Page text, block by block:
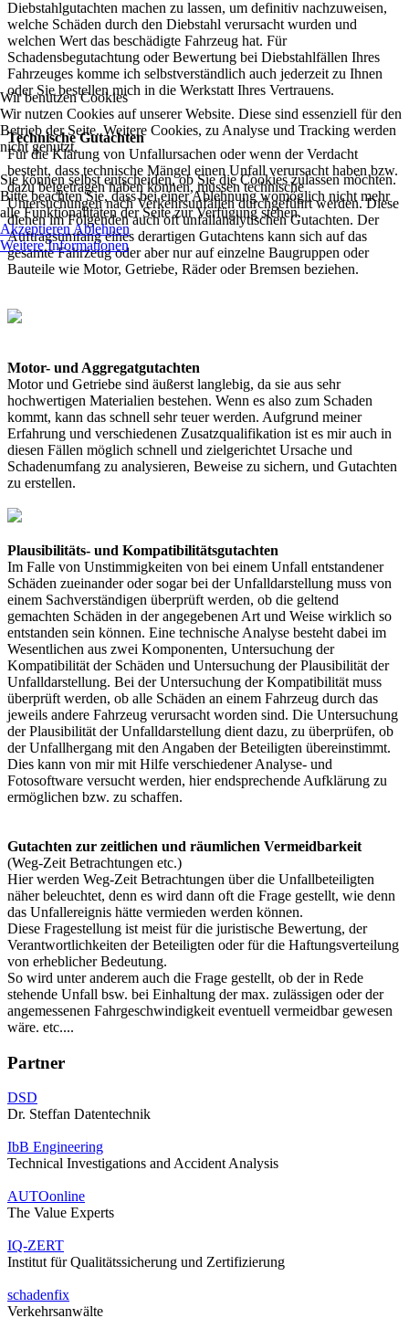
Diebstahlgutachten machen zu lassen, um definitiv nachzuweisen,
welche Schäden durch den Diebstahl verursacht wurden und
welchen Wert das beschädigte Fahrzeug hat. Für
Schadensbegutachtung oder Bewertung bei Diebstahlfällen Ihres
Fahrzeuges komme ich selbstverständlich auch jederzeit zu Ihnen
oder Sie bestellen mich in die Werkstatt Ihres Vertrauens.
Technische Gutachten
Für die Klärung von Unfallursachen oder wenn der Verdacht
besteht, dass technische Mängel einen Unfall verursacht haben bzw.
dazu beigetragen haben können, müssen technische
Untersuchungen nach Verkehrsunfällen durchgeführt werden. Diese
dienen im Folgenden auch oft unfallanalytischen Gutachten. Der
Auftragsumfang eines derartigen Gutachtens kann sich auf das
gesamte Fahrzeug oder aber nur auf einzelne Baugruppen oder
Bauteile wie Motor, Getriebe, Räder oder Bremsen beziehen.
Motor- und Aggregatgutachten
Motor und Getriebe sind äußerst langlebig, da sie aus sehr
hochwertigen Materialien bestehen. Wenn es also zum Schaden
kommt, kann das schnell sehr teuer werden. Aufgrund meiner
Erfahrung und verschiedenen Zusatzqualifikation ist es mir auch in
diesen Fällen möglich schnell und zielgerichtet Ursache und
Schadenumfang zu analysieren, Beweise zu sichern, und Gutachten
zu erstellen.
Plausibilitäts- und Kompatibilitätsgutachten
Im Falle von Unstimmigkeiten von bei einem Unfall entstandener
Schäden zueinander oder sogar bei der Unfalldarstellung muss von
einem Sachverständigen überprüft werden, ob die geltend
gemachten Schäden in der angegebenen Art und Weise wirklich so
entstanden sein können. Eine technische Analyse besteht dabei im
Wesentlichen aus zwei Komponenten, Untersuchung der
Kompatibilität der Schäden und Untersuchung der Plausibilität der
Unfalldarstellung. Bei der Untersuchung der Kompatibilität muss
überprüft werden, ob alle Schäden an einem Fahrzeug durch das
jeweils andere Fahrzeug verursacht worden sind. Die Untersuchung
der Plausibilität der Unfalldarstellung dient dazu, zu überprüfen, ob
der Unfallhergang mit den Angaben der Beteiligten übereinstimmt.
Dies kann von mir mit Hilfe verschiedener Analyse- und
Fotosoftware versucht werden, hier endsprechende Aufklärung zu
ermöglichen bzw. zu schaffen.
Gutachten zur zeitlichen und räumlichen Vermeidbarkeit
(Weg-Zeit Betrachtungen etc.)
Hier werden Weg-Zeit Betrachtungen über die Unfallbeteiligten
näher beleuchtet, denn es wird dann oft die Frage gestellt, wie denn
das Unfallereignis hätte vermieden werden können.
Diese Fragestellung ist meist für die juristische Bewertung, der
Verantwortlichkeiten der Beteiligten oder für die Haftungsverteilung
von erheblicher Bedeutung.
So wird unter anderem auch die Frage gestellt, ob der in Rede
stehende Unfall bsw. bei Einhaltung der max. zulässigen oder der
angemessenen Fahrgeschwindigkeit eventuell vermeidbar gewesen
wäre. etc....
Partner
DSD
Dr. Steffan Datentechnik
IbB Engineering
Technical Investigations and Accident Analysis
AUTOonline
The Value Experts
IQ-ZERT
Institut für Qualitätssicherung und Zertifizierung
schadenfix
Verkehrsanwälte
Wir benutzen Cookies
Wir nutzen Cookies auf unserer Website. Diese sind essenziell für den
Betrieb der Seite. Weitere Cookies, zu Analyse und Tracking werden
nicht genutzt.
Sie können selbst entscheiden, ob Sie die Cookies zulassen möchten.
Bitte beachten Sie, dass bei einer Ablehnung womöglich nicht mehr
alle Funktionalitäten der Seite zur Verfügung stehen.
Akzeptieren Ablehnen
Weitere Informationen